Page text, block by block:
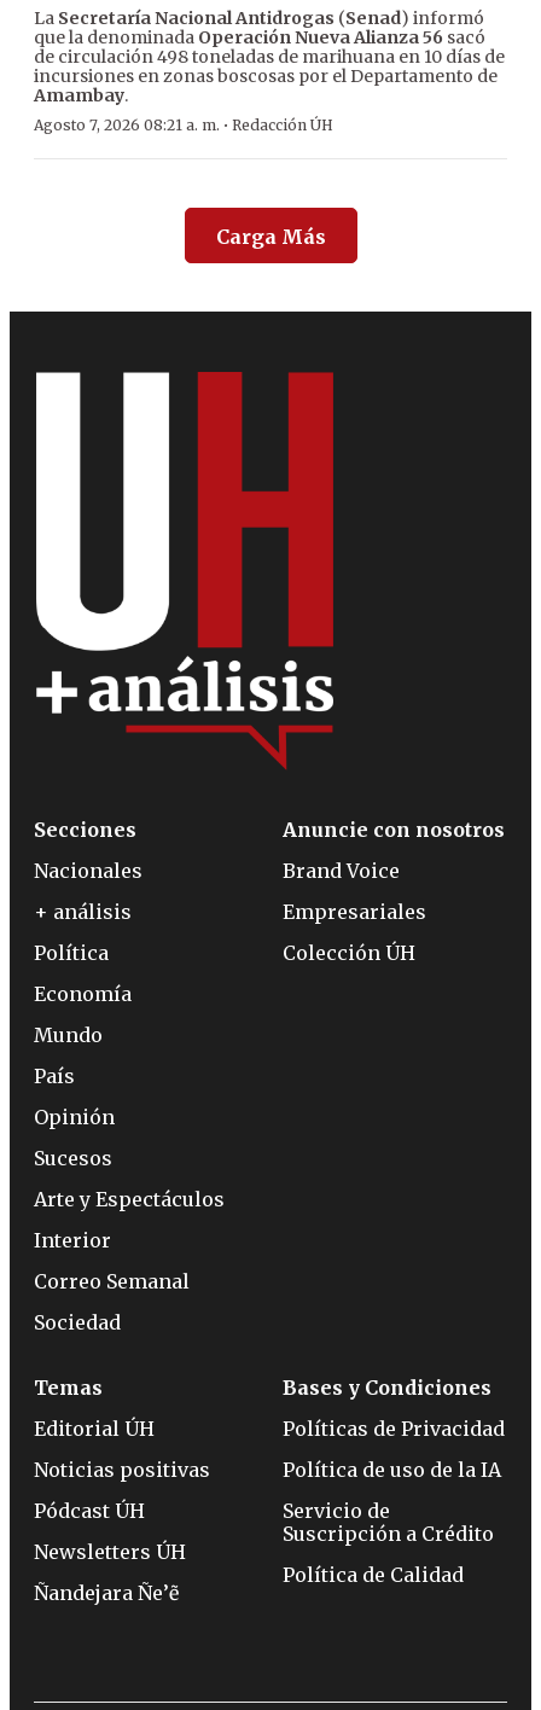
La Secretaría Nacional Antidrogas (Senad) informó
que la denominada Operación Nueva Alianza 56 sacó
de circulación 498 toneladas de marihuana en 10 días de
incursiones en zonas boscosas por el Departamento de
Amambay.
Agosto 7, 2026 08:21 a. m. · Redacción ÚH
Carga Más
Secciones
Nacionales
+ análisis
Política
Economía
Mundo
País
Opinión
Sucesos
Arte y Espectáculos
Interior
Correo Semanal
Sociedad
Anuncie con nosotros
Brand Voice
Empresariales
Colección ÚH
Temas
Editorial ÚH
Noticias positivas
Pódcast ÚH
Newsletters ÚH
Ñandejara Ñe’ẽ
Bases y Condiciones
Políticas de Privacidad
Política de uso de la IA
Servicio de
Suscripción a Crédito
Política de Calidad